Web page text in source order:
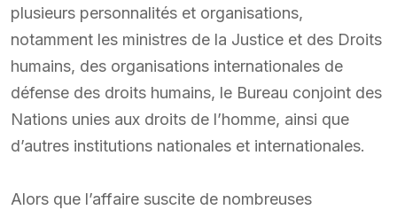
plusieurs personnalités et organisations,
notamment les ministres de la Justice et des Droits
humains, des organisations internationales de
défense des droits humains, le Bureau conjoint des
Nations unies aux droits de l’homme, ainsi que
d’autres institutions nationales et internationales.
Alors que l’affaire suscite de nombreuses